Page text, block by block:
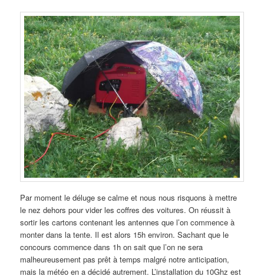
Par moment le déluge se calme et nous nous risquons à mettre
le nez dehors pour vider les coffres des voitures. On réussit à
sortir les cartons contenant les antennes que l’on commence à
monter dans la tente. Il est alors 15h environ. Sachant que le
concours commence dans 1h on sait que l’on ne sera
malheureusement pas prêt à temps malgré notre anticipation,
mais la météo en a décidé autrement. L’installation du 10Ghz est